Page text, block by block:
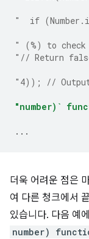
"  if
" (%) to
"// Return
"4)); //
"number)`
...
더욱 어려운 점은
여 다른 청크에서
있습니다. 다음 예
number)